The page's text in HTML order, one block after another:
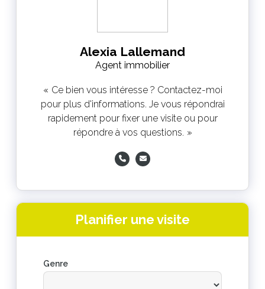
Alexia Lallemand
Agent immobilier
Ce bien vous intéresse ? Contactez-moi
pour plus d'informations. Je vous répondrai
rapidement pour fixer une visite ou pour
répondre à vos questions.
Planifier une visite
Genre